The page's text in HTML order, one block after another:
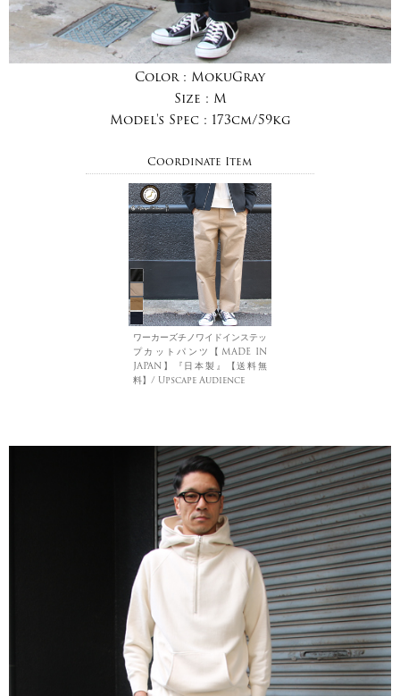
Color : MokuGray
Size : M
Model's Spec : 173cm/59kg
Coordinate Item
ワーカーズチノワイドインステッ
プカットパンツ【MADE IN
JAPAN】『日本製』【送料無
料】/ Upscape Audience